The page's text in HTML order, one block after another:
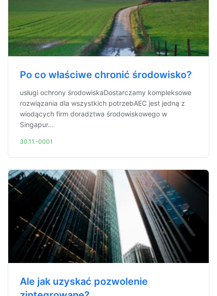
Po co właściwe chronić środowisko?
usługi ochrony środowiskaDostarczamy kompleksowe
rozwiązania dla wszystkich potrzebAEC jest jedną z
wiodących firm doradztwa środowiskowego w
Singapur...
30.11.-0001
Ale jak uzyskać pozwolenie